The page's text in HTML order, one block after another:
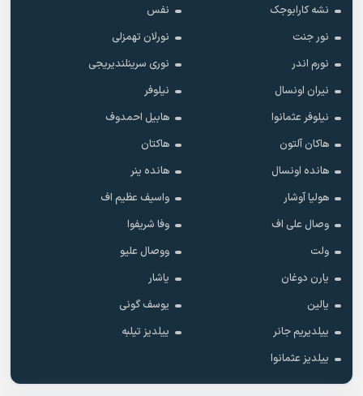
نشه کارابوجک
نفس
نور جنت
نورلان تهمزلی
نورم اندر
نوری سرینلندیریجی
نیران اونسال
نیلوفر
نیلوفر عثمانوا
هابیل احمدوف
هاکان آلتون
هاکتان
هانده اونسال
هانده ینر
هولیا آوشار
واسیف عظیم اف
وصال علی اف
وفا شریفوا
ولت
ووصال علیو
یارن دوغان
یاشار
یالین
یوسف گونی
ییلدیریم جانر
ییلدیز تیلبه
ییلدیز عثمانوا